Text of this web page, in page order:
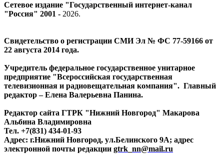
Сетевое издание "Государственный интернет-канал
"Россия" 2001 - 2026.
Свидетельство о регистрации СМИ Эл № ФС 77-59166 от
22 августа 2014 года.
Учредитель федеральное государственное унитарное
предприятие "Всероссийская государственная
телевизионная и радиовещательная компания". Главный
редактор – Елена Валерьевна Панина.
Редактор сайта ГТРК "Нижний Новгород" Макарова
Альбина Владимировна
Тел. +7(831) 434-01-93
Адрес: г.Нижний Новгород, ул.Белинского 9А; адрес
электронной почты редакции gtrk_nn@mail.ru